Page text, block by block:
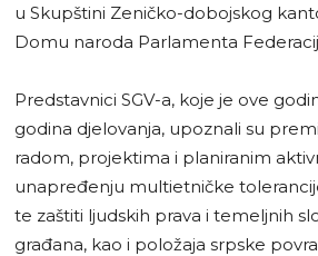
u Skupštini Zeničko-dobojskog
Domu naroda Parlamenta
Predstavnici SGV-a, koje je ove
godina djelovanja, upoznali su
radom, projektima i planiranim
unapređenju multietničke
te zaštiti ljudskih prava i temeljnih
građana, kao i položaja srpske